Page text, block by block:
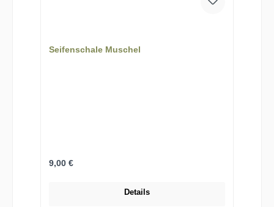
Seifenschale Muschel
Regulärer Preis:
9,00 €
Details